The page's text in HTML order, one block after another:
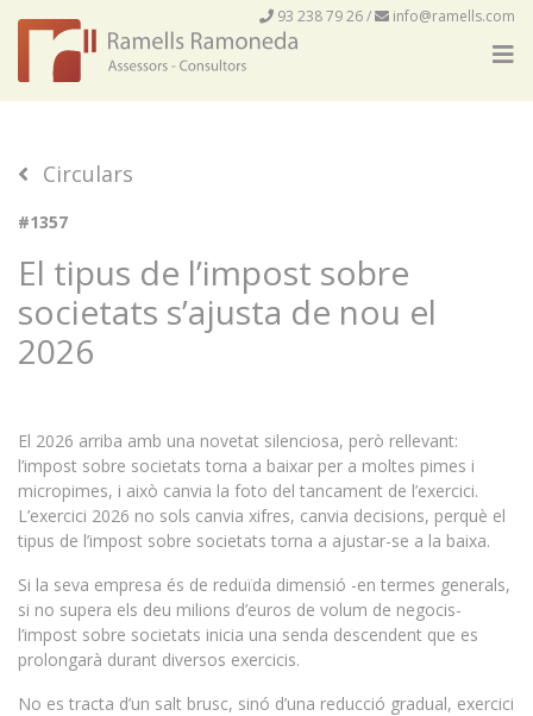
93 238 79 26/ info@ramells.com
Circulars
#1357
El tipus de l’impost sobre
societats s’ajusta de nou el
2026
El 2026 arriba amb una novetat silenciosa, però rellevant:
l’impost sobre societats torna a baixar per a moltes pimes i
micropimes, i això canvia la foto del tancament de l’exercici.
L’exercici 2026 no sols canvia xifres, canvia decisions, perquè el
tipus de l’impost sobre societats torna a ajustar-se a la baixa.
Si la seva empresa és de reduïda dimensió -en termes generals,
si no supera els deu milions d’euros de volum de negocis-
l’impost sobre societats inicia una senda descendent que es
prolongarà durant diversos exercicis.
No es tracta d’un salt brusc, sinó d’una reducció gradual, exercici